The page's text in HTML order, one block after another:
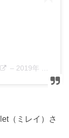
– 2019年 7月月6日午前2時40分PDT
（ミレイ）さ